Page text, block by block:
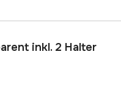
inkl. 2 Halter